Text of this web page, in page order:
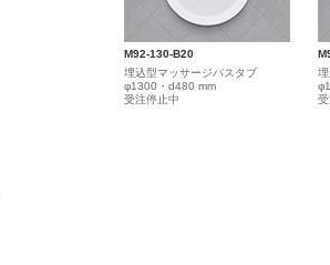
M92-130-B20
埋込型マッサージバスタブ
φ1300・d480 mm
受注停止中